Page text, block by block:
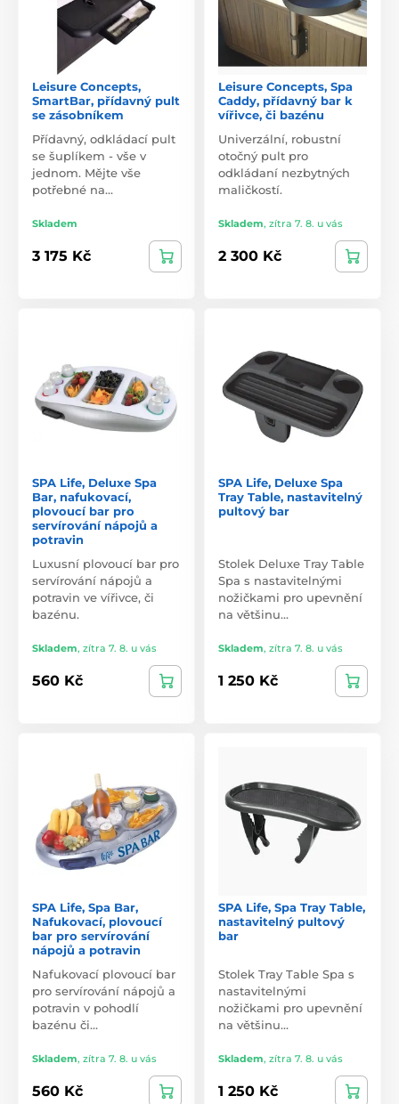
Leisure Concepts,
SmartBar, přídavný pult
se zásobníkem
Přídavný, odkládací pult
se šuplíkem - vše v
jednom. Mějte vše
potřebné na…
Skladem
3 175 Kč
Leisure Concepts, Spa
Caddy, přídavný bar k
vířivce, či bazénu
Univerzální, robustní
otočný pult pro
odkládaní nezbytných
maličkostí.
Skladem, zítra 7. 8. u vás
2 300 Kč
SPA Life, Deluxe Spa
Bar, nafukovací,
plovoucí bar pro
servírování nápojů a
potravin
Luxusní plovoucí bar pro
servírování nápojů a
potravin ve vířivce, či
bazénu.
Skladem, zítra 7. 8. u vás
560 Kč
SPA Life, Deluxe Spa
Tray Table, nastavitelný
pultový bar
Stolek Deluxe Tray Table
Spa s nastavitelnými
nožičkami pro upevnění
na většinu…
Skladem, zítra 7. 8. u vás
1 250 Kč
SPA Life, Spa Bar,
Nafukovací, plovoucí
bar pro servírování
nápojů a potravin
Nafukovací plovoucí bar
pro servírování nápojů a
potravin v pohodlí
bazénu či…
Skladem, zítra 7. 8. u vás
560 Kč
SPA Life, Spa Tray Table,
nastavitelný pultový
bar
Stolek Tray Table Spa s
nastavitelnými
nožičkami pro upevnění
na většinu…
Skladem, zítra 7. 8. u vás
1 250 Kč